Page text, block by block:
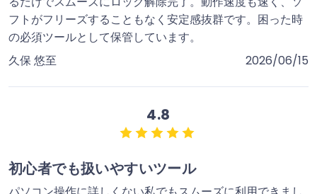
フトがフリーズすることもなく安定感抜群です。困った時
の必須ツールとして保管しています。
久保 悠至
2026/06/15
4.8
初心者でも扱いやすいツール